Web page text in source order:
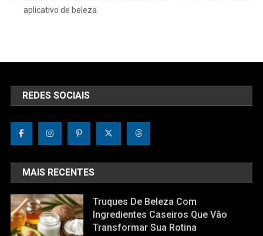
aplicativo de beleza
REDES SOCIAIS
MAIS RECENTES
Truques De Beleza Com
Ingredientes Caseiros Que Vão
Transformar Sua Rotina